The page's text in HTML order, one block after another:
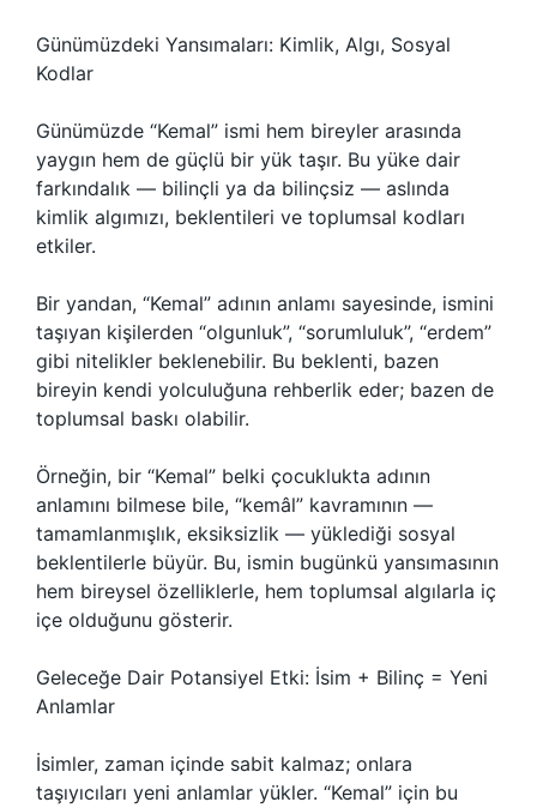
Günümüzdeki Yansımaları: Kimlik, Algı, Sosyal
Kodlar
Günümüzde “Kemal” ismi hem bireyler arasında
yaygın hem de güçlü bir yük taşır. Bu yüke dair
farkındalık — bilinçli ya da bilinçsiz — aslında
kimlik algımızı, beklentileri ve toplumsal kodları
etkiler.
Bir yandan, “Kemal” adının anlamı sayesinde, ismini
taşıyan kişilerden “olgunluk”, “sorumluluk”, “erdem”
gibi nitelikler beklenebilir. Bu beklenti, bazen
bireyin kendi yolculuğuna rehberlik eder; bazen de
toplumsal baskı olabilir.
Örneğin, bir “Kemal” belki çocuklukta adının
anlamını bilmese bile, “kemâl” kavramının —
tamamlanmışlık, eksiksizlik — yüklediği sosyal
beklentilerle büyür. Bu, ismin bugünkü yansımasının
hem bireysel özelliklerle, hem toplumsal algılarla iç
içe olduğunu gösterir.
Geleceğe Dair Potansiyel Etki: İsim + Bilinç = Yeni
Anlamlar
İsimler, zaman içinde sabit kalmaz; onlara
taşıyıcıları yeni anlamlar yükler. “Kemal” için bu